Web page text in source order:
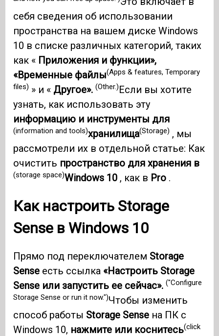
себя сведения об использовании
пространства на вашем диске Windows
10 в списке различных категорий, таких
как « Приложения и функции»,
«Временные файлы(Apps & features, Temporary
files) » и « Другое».(Other.)Если вы хотите
узнать, как использовать эту
информацию и инструменты для
(information and tools)хранилища(Storage) , мы
рассмотрели их в отдельной статье: Как
очистить пространство для хранения в
(storage space)Windows 10 , как в Pro .
Как настроить Storage
Sense вWindows 10
Прямо под переключателем Storage
Sense есть ссылка «Настроить Storage
Sense или запустить ее сейчас».("Configure
Storage Sense or run it now.")Чтобы изменить
способ работы Storage Sense на ПК с
Windows 10, нажмите или коснитесь(click